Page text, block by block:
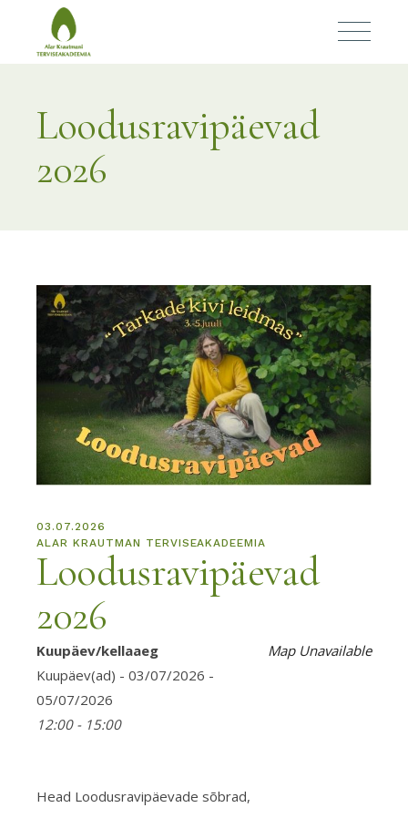
Loodusravipäevad
2026
03.07.2026
ALAR KRAUTMAN TERVISEAKADEEMIA
Loodusravipäevad
2026
Map Unavailable
Kuupäev/kellaaeg
Kuupäev(ad) - 03/07/2026 -
05/07/2026
12:00 - 15:00
Head Loodusravipäevade sõbrad,